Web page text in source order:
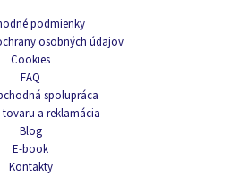
podmienky
osobných údajov
Cookies
FAQ
spolupráca
tovaru a reklamácia
Blog
E-book
Kontakty